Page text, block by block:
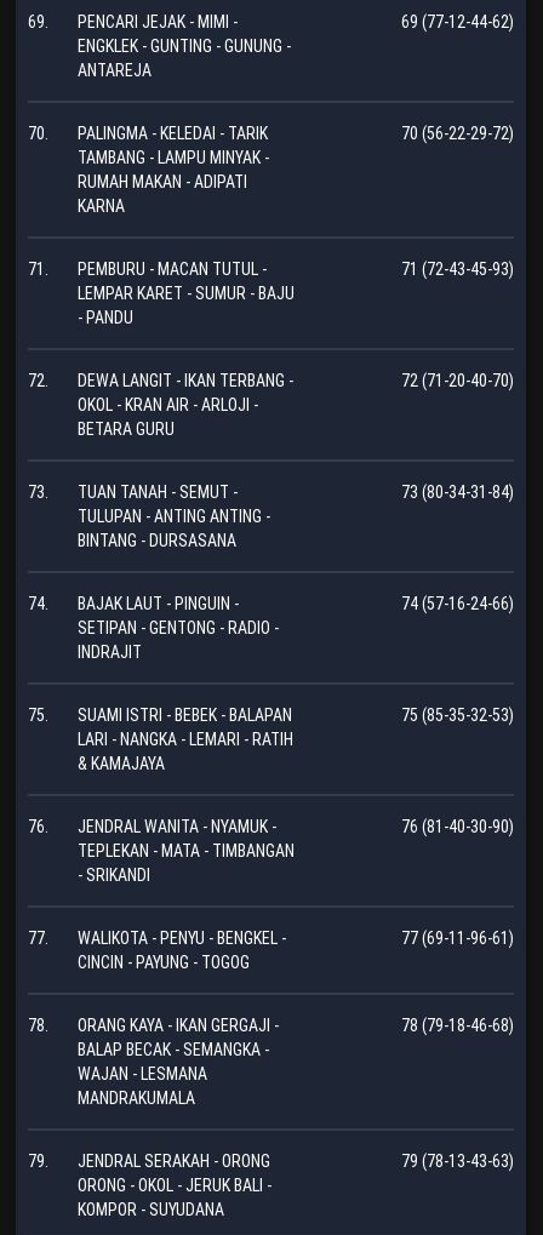
69.
PENCARI JEJAK - MIMI -
ENGKLEK - GUNTING - GUNUNG -
ANTAREJA
69 (77-12-44-62)
70.
PALINGMA - KELEDAI - TARIK
TAMBANG - LAMPU MINYAK -
RUMAH MAKAN - ADIPATI
KARNA
70 (56-22-29-72)
71.
PEMBURU - MACAN TUTUL -
LEMPAR KARET - SUMUR - BAJU
- PANDU
71 (72-43-45-93)
72.
DEWA LANGIT - IKAN TERBANG -
OKOL - KRAN AIR - ARLOJI -
BETARA GURU
72 (71-20-40-70)
73.
TUAN TANAH - SEMUT -
TULUPAN - ANTING ANTING -
BINTANG - DURSASANA
73 (80-34-31-84)
74.
BAJAK LAUT - PINGUIN -
SETIPAN - GENTONG - RADIO -
INDRAJIT
74 (57-16-24-66)
75.
SUAMI ISTRI - BEBEK - BALAPAN
LARI - NANGKA - LEMARI - RATIH
& KAMAJAYA
75 (85-35-32-53)
76.
JENDRAL WANITA - NYAMUK -
TEPLEKAN - MATA - TIMBANGAN
- SRIKANDI
76 (81-40-30-90)
77.
WALIKOTA - PENYU - BENGKEL -
CINCIN - PAYUNG - TOGOG
77 (69-11-96-61)
78.
ORANG KAYA - IKAN GERGAJI -
BALAP BECAK - SEMANGKA -
WAJAN - LESMANA
MANDRAKUMALA
78 (79-18-46-68)
79.
JENDRAL SERAKAH - ORONG
ORONG - OKOL - JERUK BALI -
KOMPOR - SUYUDANA
79 (78-13-43-63)